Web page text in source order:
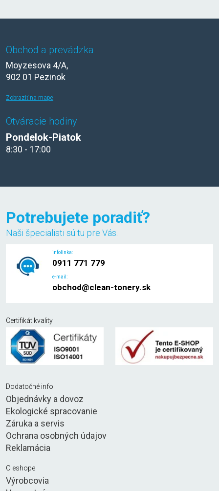
Obchod a prevádzka
Moyzesova 4/A,
902 01 Pezinok
Zobraziť na mape
Otváracie hodiny
Pondelok-Piatok
8:30 - 17:00
Potrebujete poradiť?
Naši špecialisti sú tu pre Vás.
infolinka:
0911 771 779
e-mail:
obchod@clean-tonery.sk
Certifikát kvality
Dodatočné info
Objednávky a dovoz
Ekologické spracovanie
Záruka a servis
Ochrana osobných údajov
Reklamácia
O eshope
Výrobcovia